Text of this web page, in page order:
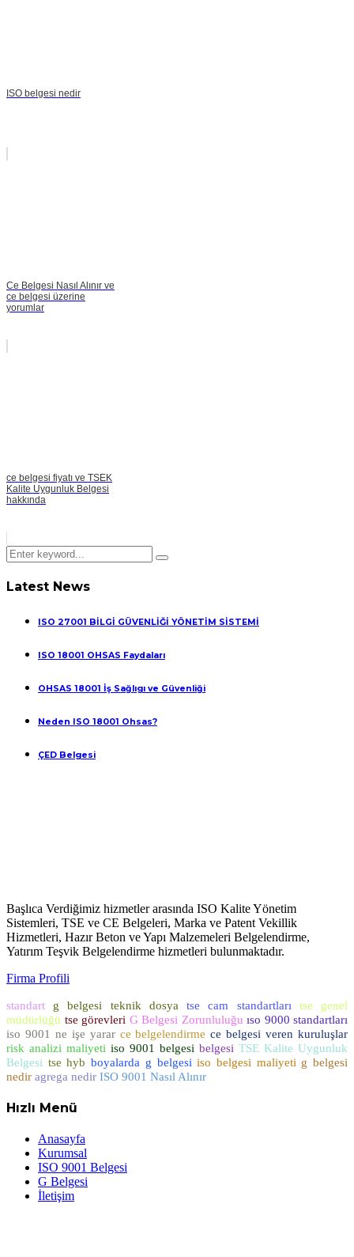
ISO belgesi nedir
Ce Belgesi Nasıl Alınır ve
ce belgesi üzerine
yorumlar
ce belgesi fiyatı ve TSEK
Kalite Uygunluk Belgesi
hakkında
Latest News
ISO 27001 BİLGİ GÜVENLİĞİ YÖNETİM SİSTEMİ
ISO 18001 OHSAS Faydaları
OHSAS 18001 İş Sağlıgı ve Güvenliği
Neden ISO 18001 Ohsas?
ÇED Belgesi
Başlıca Verdiğimiz hizmetler arasında ISO Kalite Yönetim
Sistemleri, TSE ve CE Belgeleri, Marka ve Patent Vekillik
Hizmetleri, Hazır Beton ve Yapı Malzemeleri Belgelendirme,
Yatırım Teşvik Belgelendirme hizmetleri bulunmaktadır.
Firma Profili
standart g belgesi teknik dosya tse cam standartları
tse genel
müdürlüğü tse görevleri G Belgesi Zorunluluğu ıso 9000 standartları
iso 9001 ne işe yarar ce belgelendirme ce belgesi veren kuruluşlar
risk analizi maliyeti iso 9001 belgesi belgesi TSE Kalite Uygunluk
Belgesi tse hyb boyalarda g belgesi iso belgesi maliyeti g belgesi
nedir agrega nedir ISO 9001 Nasıl Alınır
Hızlı Menü
Anasayfa
Kurumsal
ISO 9001 Belgesi
G Belgesi
İletişim